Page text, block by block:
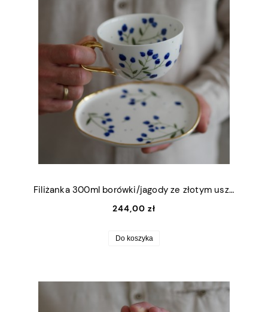
Filiżanka 300ml borówki/jagody ze złotym uszkiem + talerzyk (M) 13,5x16cm
244,00 zł
Do koszyka